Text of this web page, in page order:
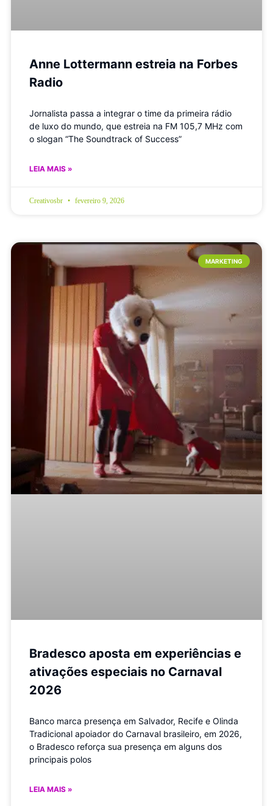
Anne Lottermann estreia na Forbes
Radio
Jornalista passa a integrar o time da primeira rádio
de luxo do mundo, que estreia na FM 105,7 MHz com
o slogan “The Soundtrack of Success”
LEIA MAIS »
Creativosbr fevereiro 9, 2026
MARKETING
Bradesco aposta em experiências e
ativações especiais no Carnaval
2026
Banco marca presença em Salvador, Recife e Olinda
Tradicional apoiador do Carnaval brasileiro, em 2026,
o Bradesco reforça sua presença em alguns dos
principais polos
LEIA MAIS »